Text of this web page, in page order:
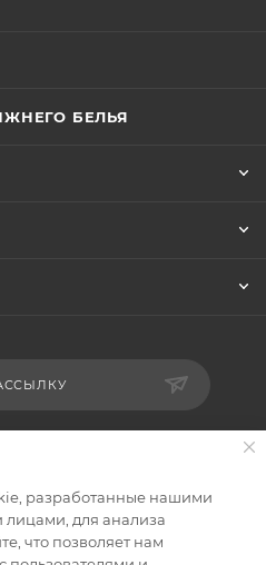
БЕЛЬЯ
разработанные нашими
лицами, для анализа
что позволяет нам